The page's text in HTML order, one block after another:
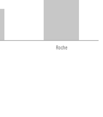
Roche